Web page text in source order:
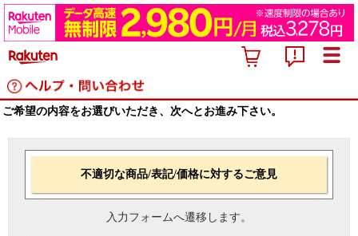
ご希望の内容をお選びいただき、次へとお進み下さい。
不適切な商品/表記/価格に対するご意見
入力フォームへ遷移します。